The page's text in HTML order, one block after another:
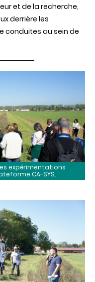
l’IHEST
CA-
SYS
et de la recherche,
derrière les
conduites au sein de
expérimentations
CA-SYS.